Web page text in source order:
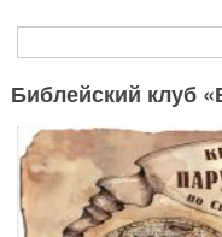
Форма поиска
Библейский клуб